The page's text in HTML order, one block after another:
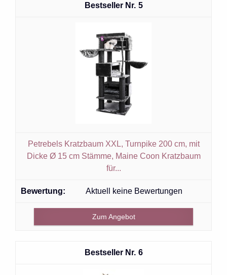
5
Petrebels Kratzbaum XXL, Turnpike 200 cm, mit
Dicke Ø 15 cm Stämme, Maine Coon Kratzbaum
für...
Aktuell keine Bewertungen
Zum Angebot
6